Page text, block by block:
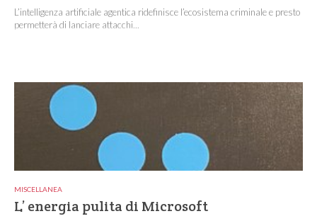
L’intelligenza artificiale agentica ridefinisce l’ecosistema criminale e presto
permetterà di lanciare attacchi...
MISCELLANEA
L’ energia pulita di Microsoft